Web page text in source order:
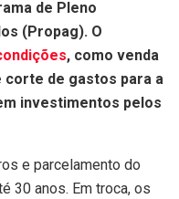
de Pleno
(Propag). O
, como venda
corte de gastos para a
investimentos pelos
e parcelamento do
30 anos. Em troca, os